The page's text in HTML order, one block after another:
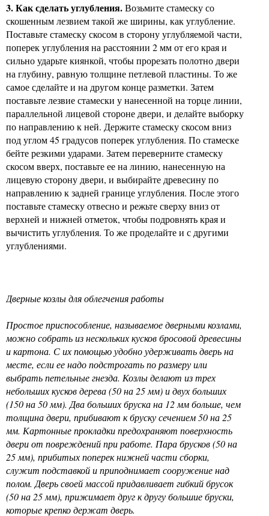
3. Как сделать углубления.Возьмите стамеску со
скошенным лезвием такой же ширины, как углубление.
Поставьте стамеску скосом в сторону углубляемой части,
поперек углубления на расстоянии 2 мм от его края и
сильно ударьте киянкой, чтобы прорезать полотно двери
на глубину, равную толщине петлевой пластины. То же
самое сделайте и на другом конце разметки. Затем
поставьте лезвие стамески у нанесенной на торце линии,
параллельной лицевой стороне двери, и делайте выборку
по направлению к ней. Держите стамеску скосом вниз
под углом 45 градусов поперек углубления. По стамеске
бейте резкими ударами. Затем переверните стамеску
скосом вверх, поставьте ее на линию, нанесенную на
лицевую сторону двери, и выбирайте древесину по
направлению к задней границе углубления. После этого
поставьте стамеску отвесно и режьте сверху вниз от
верхней и нижней отметок, чтобы подровнять края и
вычистить углубления. То же проделайте и с другими
углублениями.
Дверные козлы для облегчения работы
Простое приспособление, называемое дверными козлами,
можно собрать из нескольких кусков бросовой древесины
и картона. С их помощью удобно удерживать дверь на
месте, если ее надо подстрогать по размеру или
выбрать петельные гнезда. Козлы делают из трех
небольших кусков дерева (50 на 25 мм) и двух больших
(150 на 50 мм). Два больших бруска на 12 мм больше, чем
толщина двери, прибивают к бруску сечением 50 на 25
мм. Картонные прокладки предохраняют поверхность
двери от повреждений при работе. Пара брусков (50 на
25 мм), прибитых поперек нижней части сборки,
служит подставкой и приподнимает сооружение над
полом. Дверь своей массой придавливает гибкий брусок
(50 на 25 мм), прижимает друг к другу большие бруски,
которые крепко держат дверь.